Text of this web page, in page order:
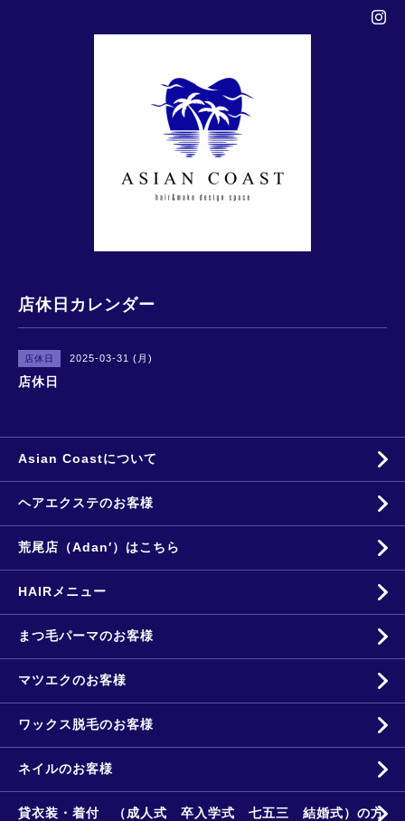
店休日カレンダー
店休日 2025-03-31 (月)
店休日
Asian Coastについて
ヘアエクステのお客様
荒尾店（Adan′）はこちら
HAIRメニュー
まつ毛パーマのお客様
マツエクのお客様
ワックス脱毛のお客様
ネイルのお客様
貸衣装・着付 （成人式 卒入学式 七五三 結婚式）の方